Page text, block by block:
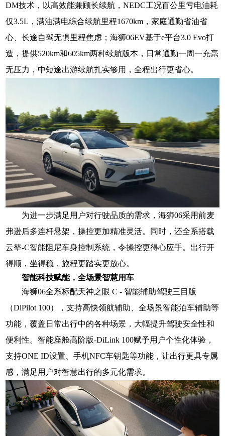
DM技术，以高效能兼顾长续航，NEDC工况百公里亏电油耗
仅3.5L，满油满电综合续航里程1670km，家庭通勤省油省
心、长途自驾无惧里程焦虑；海狮06EV基于e平台3.0 Evo打
造，提供520km和605km两种续航版本，日常通勤一周一充毫
无压力，中短途出游续航扎实够用，全程出行更省心。
为进一步满足用户对行驶品质的需求，海狮06采用前麦
弗逊后多连杆悬架，操控更加精准灵活。同时，还全系搭载
云辇-C智能阻尼车身控制系统，令操控更得心应手。出行开
得顺，坐得稳，旅程更踏实更放心。
智能科技赋能，全场景智慧用车
海狮06全系标配天神之眼 C - 智能辅助驾驶三目版
（DiPilot 100），支持高快领航辅助、全场景智能泊车辅助等
功能，覆盖日常出行中的各种场景，大幅提升驾驶安全性和
便利性。智能座舱高阶版-DiLink 100赋予用户个性化体验，
支持ONE ID设置、手机NFC车钥匙等功能，让出行更具专属
感，满足用户对智慧出行的多元化需求。